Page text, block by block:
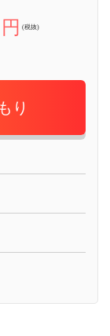
円 (税抜)
り